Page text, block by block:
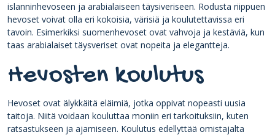
islanninhevoseen ja arabialaiseen täysiveriseen. Rodusta riippuen
hevoset voivat olla eri kokoisia, värisiä ja koulutettavissa eri
tavoin. Esimerkiksi suomenhevoset ovat vahvoja ja kestäviä, kun
taas arabialaiset täysveriset ovat nopeita ja elegantteja.
Hevosten koulutus
Hevoset ovat älykkäitä eläimiä, jotka oppivat nopeasti uusia
taitoja. Niitä voidaan kouluttaa moniin eri tarkoituksiin, kuten
ratsastukseen ja ajamiseen. Koulutus edellyttää omistajalta